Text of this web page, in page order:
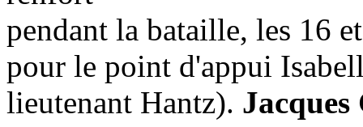
pendant la bataille, les 16
pour le point d'appui
lieutenant Hantz).